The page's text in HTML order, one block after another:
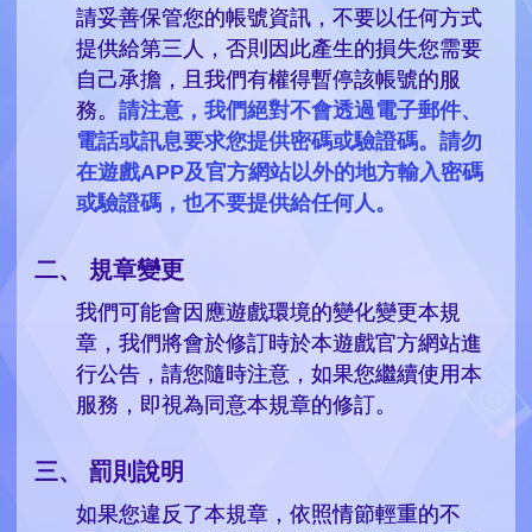
請妥善保管您的帳號資訊，不要以任何方式
提供給第三人，否則因此產生的損失您需要
自己承擔，且我們有權得暫停該帳號的服
務。請注意，我們絕對不會透過電子郵件、
電話或訊息要求您提供密碼或驗證碼。請勿
在遊戲APP及官方網站以外的地方輸入密碼
或驗證碼，也不要提供給任何人。
規章變更
我們可能會因應遊戲環境的變化變更本規
章，我們將會於修訂時於本遊戲官方網站進
行公告，請您隨時注意，如果您繼續使用本
服務，即視為同意本規章的修訂。
罰則說明
如果您違反了本規章，依照情節輕重的不